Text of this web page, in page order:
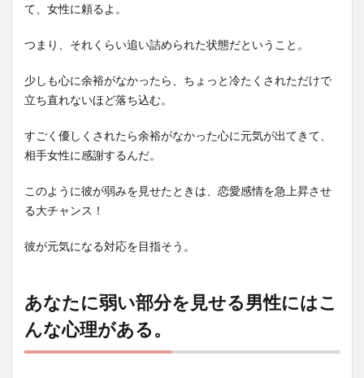
て、女性に頼るよ。
つまり、それくらい追い詰められた状態だということ。
少しも心に余裕がなかったら、ちょっと冷たくされただけで
立ち直れないほど落ち込む。
すごく優しくされたら余裕がなかった心に元気が出てきて、
相手女性に感謝するんだ。
このように彼が弱みを見せたときは、恋愛感情を急上昇させ
る大チャンス！
彼が元気になる対応を目指そう。
あなたに弱い部分を見せる男性にはこ
んな心理がある。